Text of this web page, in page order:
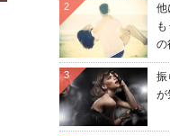
他
の
2
振
が
3